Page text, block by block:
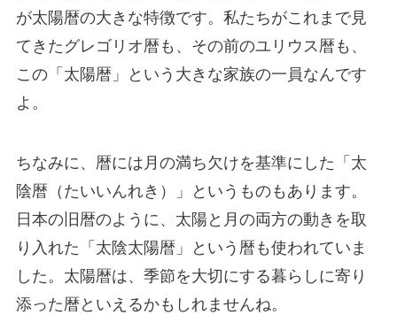
が太陽暦の大きな特徴です。私たちがこれまで見
てきたグレゴリオ暦も、その前のユリウス暦も、
この「太陽暦」という大きな家族の一員なんです
よ。
ちなみに、暦には月の満ち欠けを基準にした「太
陰暦（たいいんれき）」というものもあります。
日本の旧暦のように、太陽と月の両方の動きを取
り入れた「太陰太陽暦」という暦も使われていま
した。太陽暦は、季節を大切にする暮らしに寄り
添った暦といえるかもしれませんね。